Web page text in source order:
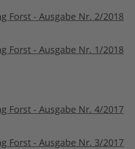
Forst - Ausgabe Nr. 2/2018
Forst - Ausgabe Nr. 1/2018
Forst - Ausgabe Nr. 4/2017
Forst - Ausgabe Nr. 3/2017